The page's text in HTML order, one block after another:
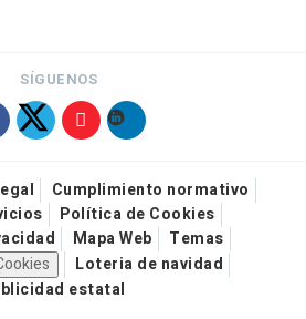
SÍGUENOS
Cumplimiento normativo
Política de Cookies
Mapa Web
Temas
Loteria de navidad
estatal